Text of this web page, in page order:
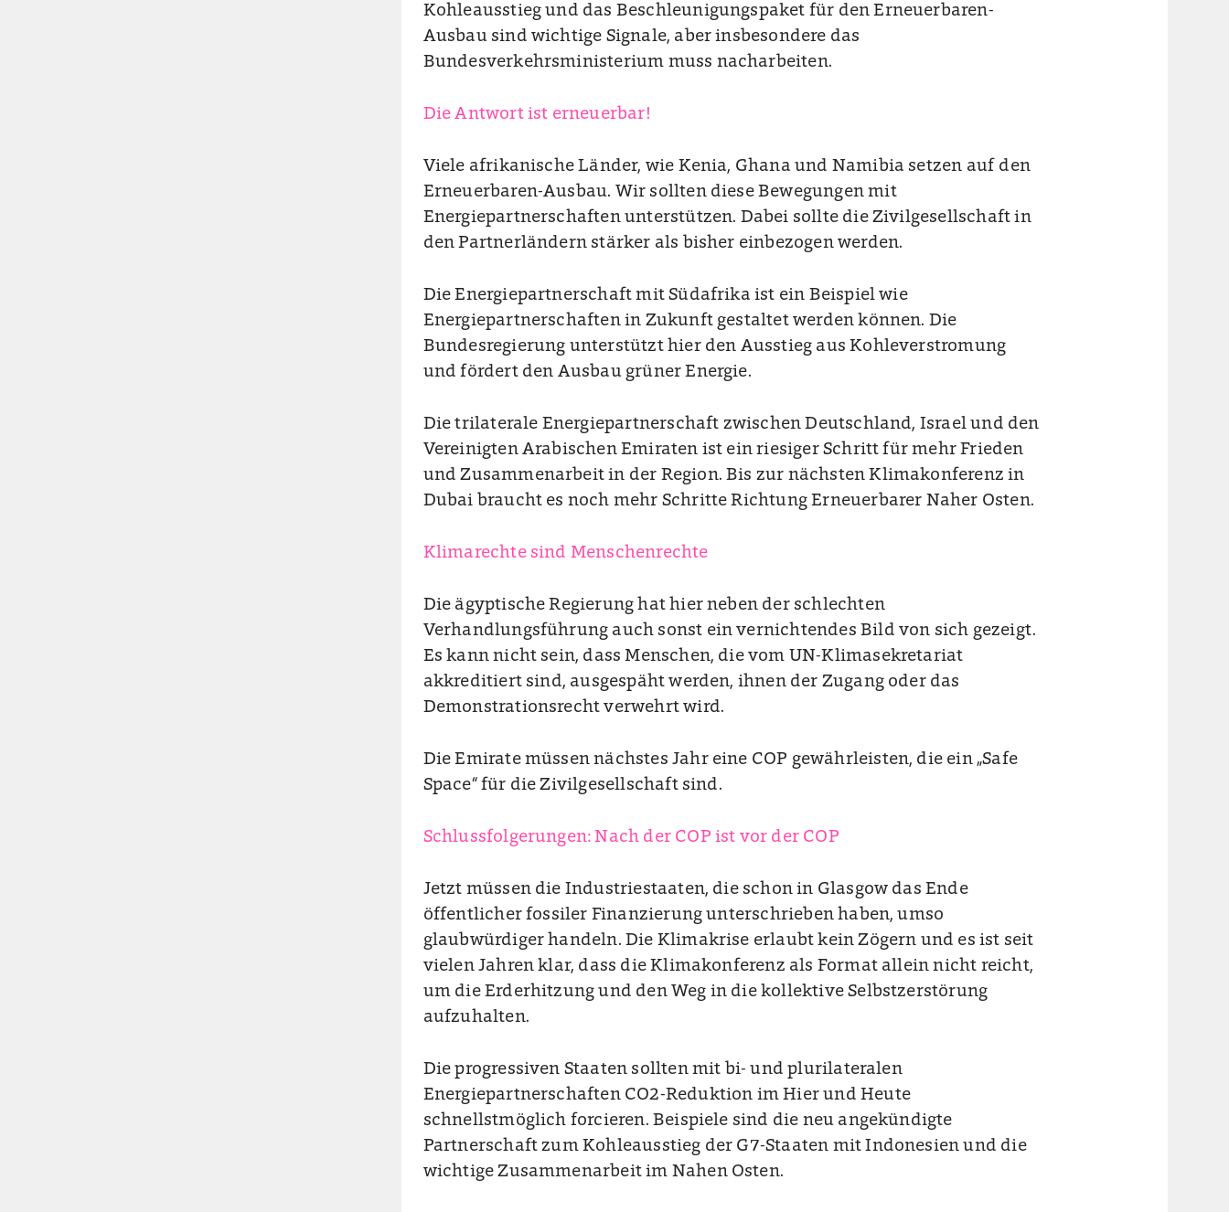
Kohleausstieg und das Beschleunigungspaket für den Erneuerbaren-
Ausbau sind wichtige Signale, aber insbesondere das
Bundesverkehrsministerium muss nacharbeiten.
Die Antwort ist erneuerbar!
Viele afrikanische Länder, wie Kenia, Ghana und Namibia setzen auf den
Erneuerbaren-Ausbau. Wir sollten diese Bewegungen mit
Energiepartnerschaften unterstützen. Dabei sollte die Zivilgesellschaft in
den Partnerländern stärker als bisher einbezogen werden.
Die Energiepartnerschaft mit Südafrika ist ein Beispiel wie
Energiepartnerschaften in Zukunft gestaltet werden können. Die
Bundesregierung unterstützt hier den Ausstieg aus Kohleverstromung
und fördert den Ausbau grüner Energie.
Die trilaterale Energiepartnerschaft zwischen Deutschland, Israel und den
Vereinigten Arabischen Emiraten ist ein riesiger Schritt für mehr Frieden
und Zusammenarbeit in der Region. Bis zur nächsten Klimakonferenz in
Dubai braucht es noch mehr Schritte Richtung Erneuerbarer Naher Osten.
Klimarechte sind Menschenrechte
Die ägyptische Regierung hat hier neben der schlechten
Verhandlungsführung auch sonst ein vernichtendes Bild von sich gezeigt.
Es kann nicht sein, dass Menschen, die vom UN-Klimasekretariat
akkreditiert sind, ausgespäht werden, ihnen der Zugang oder das
Demonstrationsrecht verwehrt wird.
Die Emirate müssen nächstes Jahr eine COP gewährleisten, die ein „Safe
Space“ für die Zivilgesellschaft sind.
Schlussfolgerungen: Nach der COP ist vor der COP
Jetzt müssen die Industriestaaten, die schon in Glasgow das Ende
öffentlicher fossiler Finanzierung unterschrieben haben, umso
glaubwürdiger handeln. Die Klimakrise erlaubt kein Zögern und es ist seit
vielen Jahren klar, dass die Klimakonferenz als Format allein nicht reicht,
um die Erderhitzung und den Weg in die kollektive Selbstzerstörung
aufzuhalten.
Die progressiven Staaten sollten mit bi- und plurilateralen
Energiepartnerschaften CO2-Reduktion im Hier und Heute
schnellstmöglich forcieren. Beispiele sind die neu angekündigte
Partnerschaft zum Kohleausstieg der G7-Staaten mit Indonesien und die
wichtige Zusammenarbeit im Nahen Osten.